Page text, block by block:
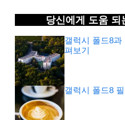
당신에게 도움 되
갤럭시 폴드8
펴보기
갤럭시 폴드8